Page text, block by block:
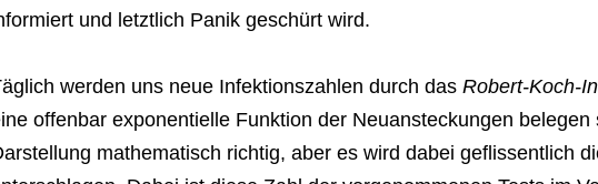
und letztlich Panik geschürt wird.
werden uns neue Infektionszahlen durch das Robert-Koch-
offenbar exponentielle Funktion der Neuansteckungen
mathematisch richtig, aber es wird dabei geflissentlich